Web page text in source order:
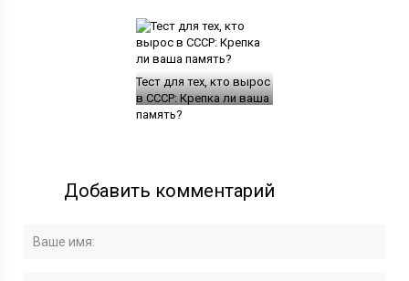
Тест для тех, кто вырос
в СССР: Крепка ли ваша
память?
Добавить комментарий